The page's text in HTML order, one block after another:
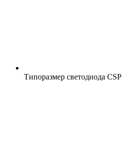
Типоразмер светодиода CSP